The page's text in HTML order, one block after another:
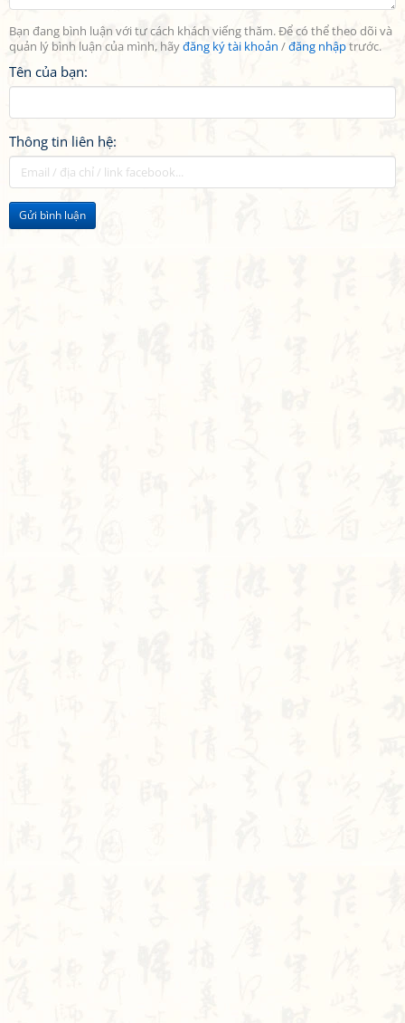
Bạn đang bình luận với tư cách khách viếng thăm. Để có thể theo dõi và
quản lý bình luận của mình, hãyđăng ký tài khoản /đăng nhậptrước.
Tên của bạn:
Thông tin liên hệ:
Gửi bình luận